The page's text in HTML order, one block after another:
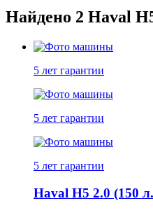
Найдено 2 Haval
5 лет гарантии
5 лет гарантии
5 лет гарантии
Haval H5 2.0 (150